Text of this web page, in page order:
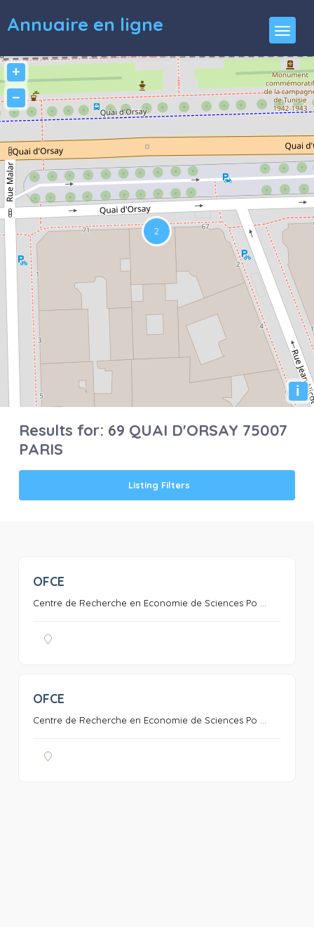
Annuaire en ligne
+
−
i
Results for: 69 QUAI D'ORSAY 75007
PARIS
Listing Filters
OFCE
Centre de Recherche en Economie de Sciences Po ...
OFCE
Centre de Recherche en Economie de Sciences Po ...